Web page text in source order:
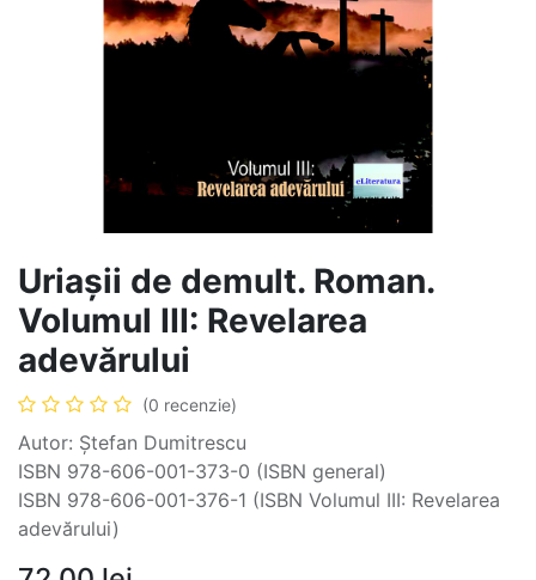
Uriașii de demult. Roman.
Volumul III: Revelarea
adevărului
(0 recenzie)
Autor: Ștefan Dumitrescu
ISBN 978-606-001-373-0 (ISBN general)
ISBN 978-606-001-376-1 (ISBN Volumul III: Revelarea
adevărului)